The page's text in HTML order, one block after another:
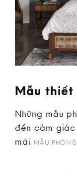
Mẫu thiết
Những mẫu
đến cảm
mái MẪU